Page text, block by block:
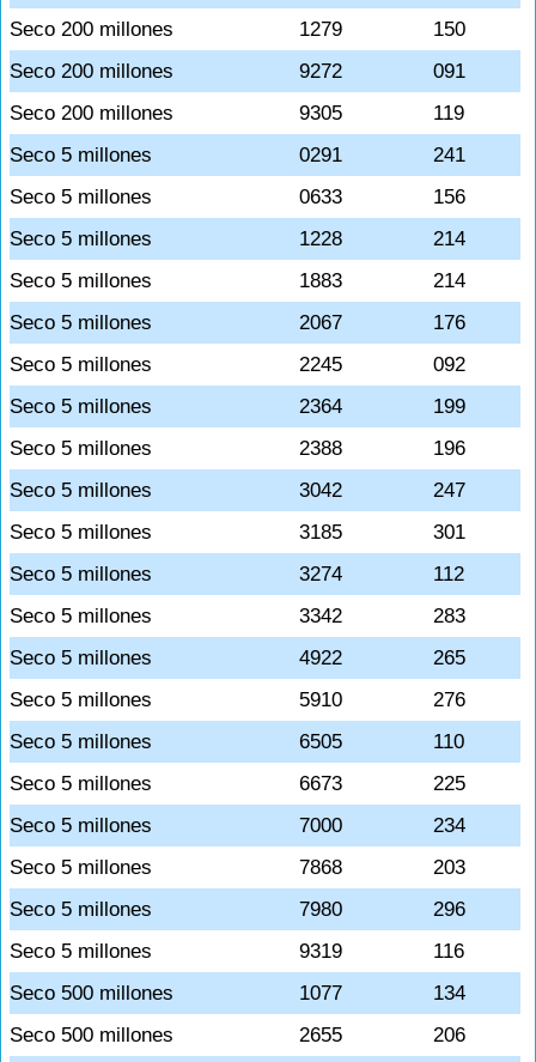
Seco 200 millones
1279
150
Seco 200 millones
9272
091
Seco 200 millones
9305
119
Seco 5 millones
0291
241
Seco 5 millones
0633
156
Seco 5 millones
1228
214
Seco 5 millones
1883
214
Seco 5 millones
2067
176
Seco 5 millones
2245
092
Seco 5 millones
2364
199
Seco 5 millones
2388
196
Seco 5 millones
3042
247
Seco 5 millones
3185
301
Seco 5 millones
3274
112
Seco 5 millones
3342
283
Seco 5 millones
4922
265
Seco 5 millones
5910
276
Seco 5 millones
6505
110
Seco 5 millones
6673
225
Seco 5 millones
7000
234
Seco 5 millones
7868
203
Seco 5 millones
7980
296
Seco 5 millones
9319
116
Seco 500 millones
1077
134
Seco 500 millones
2655
206